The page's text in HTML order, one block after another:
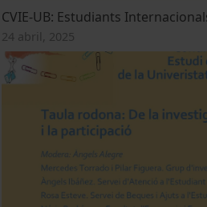
CVIE-UB: Estudiants
24 abril, 2025